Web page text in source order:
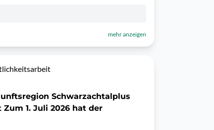
mehr anzeigen
Schwarzachtalplus
1. Juli 2026 hat der